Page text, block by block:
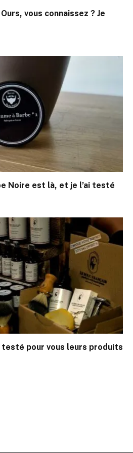
vous connaissez ? Je
Noire est là, et je l’ai testé
testé pour vous leurs produits